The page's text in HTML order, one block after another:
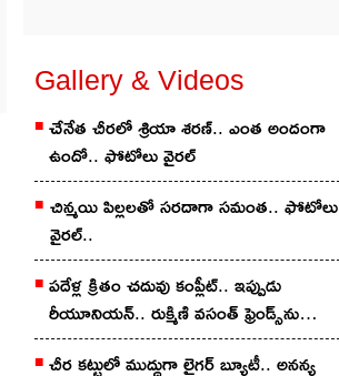
Gallery & Videos
చేనేత చీర‌లో శ్రియా శ‌ర‌ణ్‌.. ఎంత అందంగా
ఉందో.. ఫోటోలు వైర‌ల్
చిన్మ‌యి పిల్ల‌ల‌తో స‌ర‌దాగా సమంత‌.. ఫోటోలు
వైర‌ల్..
ప‌దేళ్ల క్రితం చ‌దువు కంప్లీట్.. ఇప్పుడు
రీయూనియన్.. రుక్మిణి వసంత్ ఫ్రెండ్స్‌ను
చూశారా?
చీర క‌ట్టులో ముద్దుగా లైగ‌ర్ బ్యూటీ.. అన‌న్య